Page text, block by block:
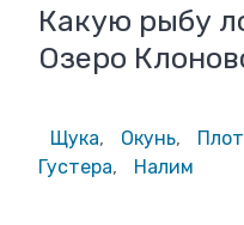
Какую рыбу
Озеро
Щука, Окунь,
Густера, Налим